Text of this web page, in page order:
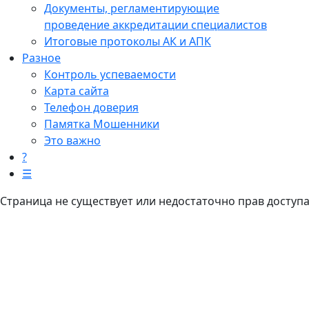
Документы, регламентирующие
проведение аккредитации специалистов
Итоговые протоколы АК и АПК
Разное
Контроль успеваемости
Карта сайта
Телефон доверия
Памятка Мошенники
Это важно
?
☰
Страница не существует или недостаточно прав доступа